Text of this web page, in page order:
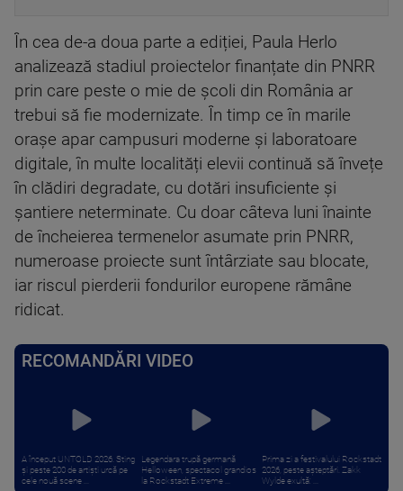
În cea de-a doua parte a ediției, Paula Herlo
analizează stadiul proiectelor finanțate din PNRR
prin care peste o mie de școli din România ar
trebui să fie modernizate. În timp ce în marile
orașe apar campusuri moderne și laboratoare
digitale, în multe localități elevii continuă să învețe
în clădiri degradate, cu dotări insuficiente și
șantiere neterminate. Cu doar câteva luni înainte
de încheierea termenelor asumate prin PNRR,
numeroase proiecte sunt întârziate sau blocate,
iar riscul pierderii fondurilor europene rămâne
ridicat.
RECOMANDĂRI VIDEO
A început UNTOLD 2026. Sting
și peste 200 de artiști urcă pe
cele nouă scene ...
Legendara trupă germană
Helloween, spectacol grandios
la Rockstadt Extreme ...
Prima zi a festivalului Rockstadt
2026, peste așteptări. Zakk
Wylde exultă: ...